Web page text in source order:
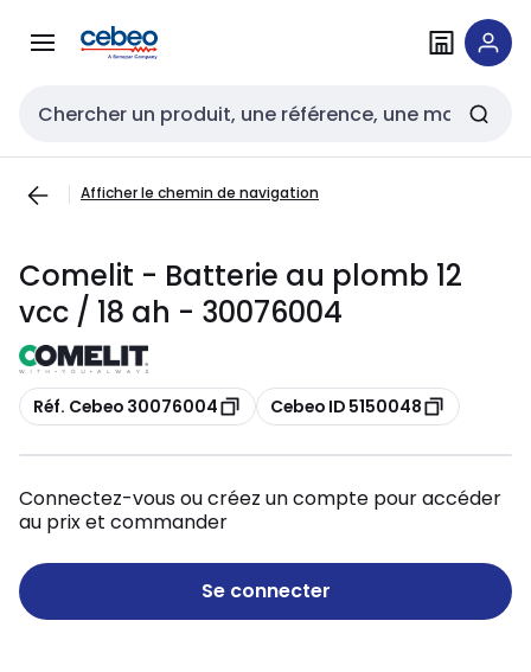
navigationau
Entrée de recherche
Afficher le chemin de navigation
Comelit - Batterie au plomb 12
vcc / 18 ah - 30076004
Copier
Réf. Cebeo 30076004 Copier
Cebeo ID 5150048
Connectez-vous ou créez un compte pour accéder
au prix et commander
Se connecter